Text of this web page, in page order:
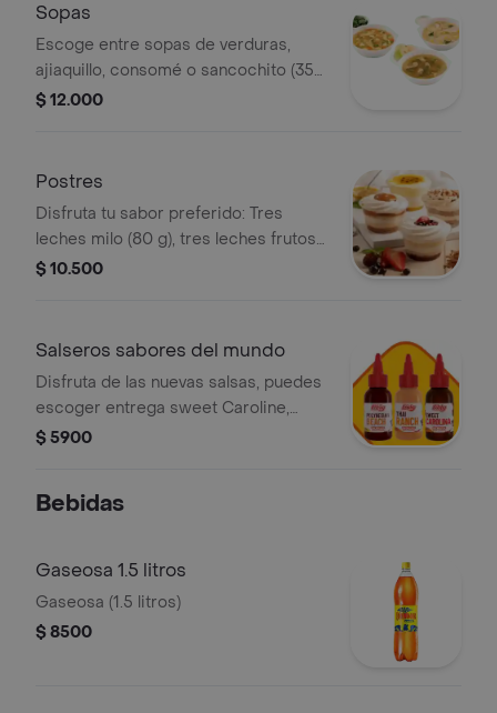
Sopas
Escoge entre sopas de verduras,
ajiaquillo, consomé o sancochito (350
g)
$ 12.000
Postres
Disfruta tu sabor preferido: Tres
leches milo (80 g), tres leches frutos
rojos (90 g), combinado de maracuyá
$ 10.500
Salseros sabores del mundo
Disfruta de las nuevas salsas, puedes
escoger entrega sweet Caroline,
Polynesian beach o Thai ranch
$ 5900
Bebidas
Gaseosa 1.5 litros
Gaseosa (1.5 litros)
$ 8500